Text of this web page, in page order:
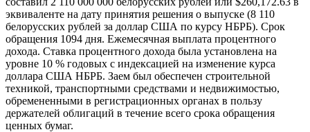
эквиваленте на дату принятия решения о выпуске (8 110
белорусских рублей за доллар США по курсу НБРБ). Срок
обращения 1094 дня. Ежемесячная выплата процентного
дохода. Ставка процентного дохода была установлена на
уровне 10 % годовых с индексацией на изменение курса
доллара США НБРБ. Заем был обеспечен строительной
техникой, транспортными средствами и недвижимостью,
обремененными в регистрационных органах в пользу
держателей облигаций в течение всего срока обращения
ценных бумаг.